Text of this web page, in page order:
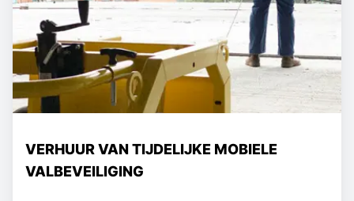
VERHUUR VAN TIJDELIJKE MOBIELE
VALBEVEILIGING